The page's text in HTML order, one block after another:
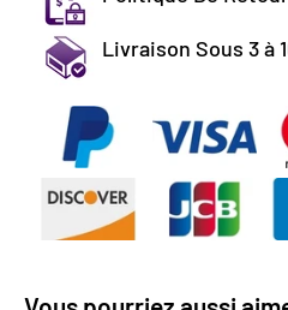
Livraison Sous 3 à